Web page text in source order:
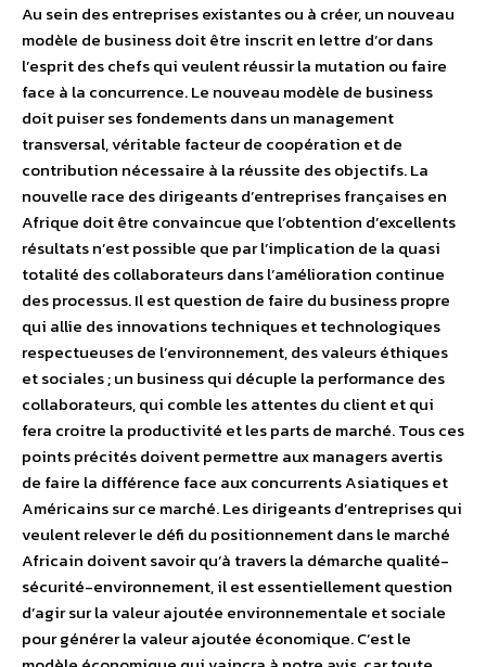
Au sein des entreprises existantes ou à créer, un nouveau
modèle de business doit être inscrit en lettre d’or dans
l’esprit des chefs qui veulent réussir la mutation ou faire
face à la concurrence. Le nouveau modèle de business
doit puiser ses fondements dans un management
transversal, véritable facteur de coopération et de
contribution nécessaire à la réussite des objectifs. La
nouvelle race des dirigeants d’entreprises françaises en
Afrique doit être convaincue que l’obtention d’excellents
résultats n’est possible que par l’implication de la quasi
totalité des collaborateurs dans l’amélioration continue
des processus. Il est question de faire du business propre
qui allie des innovations techniques et technologiques
respectueuses de l’environnement, des valeurs éthiques
et sociales ; un business qui décuple la performance des
collaborateurs, qui comble les attentes du client et qui
fera croitre la productivité et les parts de marché. Tous ces
points précités doivent permettre aux managers avertis
de faire la différence face aux concurrents Asiatiques et
Américains sur ce marché. Les dirigeants d’entreprises qui
veulent relever le défi du positionnement dans le marché
Africain doivent savoir qu’à travers la démarche qualité-
sécurité-environnement, il est essentiellement question
d’agir sur la valeur ajoutée environnementale et sociale
pour générer la valeur ajoutée économique. C’est le